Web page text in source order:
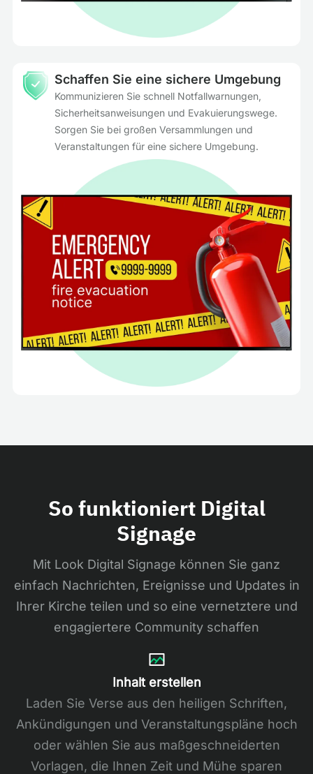
Schaffen Sie eine sichere Umgebung
Kommunizieren Sie schnell Notfallwarnungen,
Sicherheitsanweisungen und Evakuierungswege.
Sorgen Sie bei großen Versammlungen und
Veranstaltungen für eine sichere Umgebung.
So funktioniert Digital
Signage
Mit Look Digital Signage können Sie ganz
einfach Nachrichten, Ereignisse und Updates in
Ihrer Kirche teilen und so eine vernetztere und
engagiertere Community schaffen
Inhalt erstellen
Laden Sie Verse aus den heiligen Schriften,
Ankündigungen und Veranstaltungspläne hoch
oder wählen Sie aus maßgeschneiderten
Vorlagen, die Ihnen Zeit und Mühe sparen